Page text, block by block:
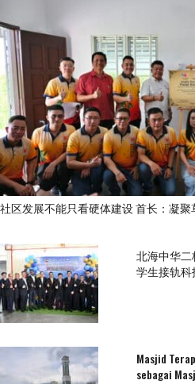
社区发展不能只看硬体建设 首长：凝
北海中华
学生接轨科
Masjid
sebagai